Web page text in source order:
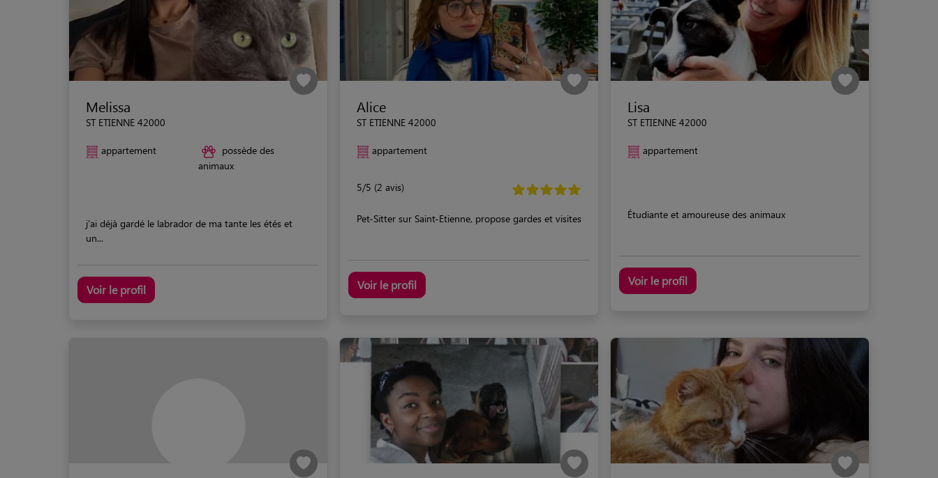
Melissa
ST ETIENNE 42000
appartement
possède des
animaux
j'ai déjà gardé le labrador de ma tante les étés et
un...
Voir le profil
Alice
ST ETIENNE 42000
appartement
5/5 (2 avis)
Pet-Sitter sur Saint-Etienne, propose gardes et visites
Voir le profil
Lisa
ST ETIENNE 42000
appartement
Étudiante et amoureuse des animaux
Voir le profil